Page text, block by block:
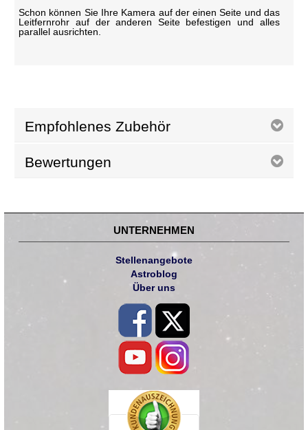
Schon können Sie Ihre Kamera auf der einen Seite und das
Leitfernrohr auf der anderen Seite befestigen und alles
parallel ausrichten.
Empfohlenes Zubehör
Bewertungen
UNTERNEHMEN
Stellenangebote
Astroblog
Über uns